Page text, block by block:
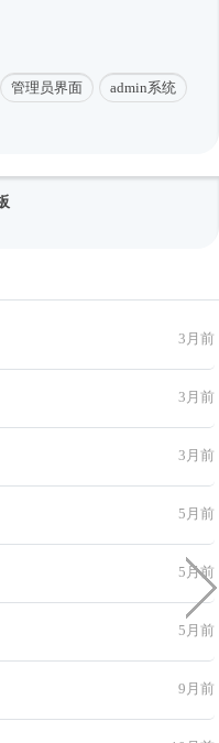
管理员界面 admin系统
3月前
3月前
3月前
5月前
5月前
5月前
9月前